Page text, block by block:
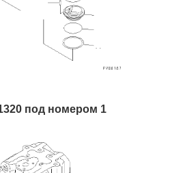
под номером 1